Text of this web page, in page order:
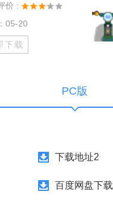
价 :
05-20
下载
PC版
下载地址2
百度网盘下载